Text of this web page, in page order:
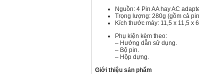
Nguồn: 4 Pin AA hay AC
Trọng lượng: 280g (gồm cả
Kích thước máy: 11,5 x 11,5 x
Phụ kiện kèm theo:
– Hướng dẫn sử dụng.
– Bộ pin.
– Hộp dựng.
Giới thiệu sản phẩm